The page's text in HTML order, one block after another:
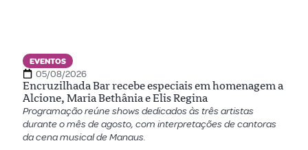
EVENTOS
05/08/2026
Encruzilhada Bar recebe especiais em homenagem a
Alcione, Maria Bethânia e Elis Regina
Programação reúne shows dedicados às três artistas
durante o mês de agosto, com interpretações de cantoras
da cena musical de Manaus.